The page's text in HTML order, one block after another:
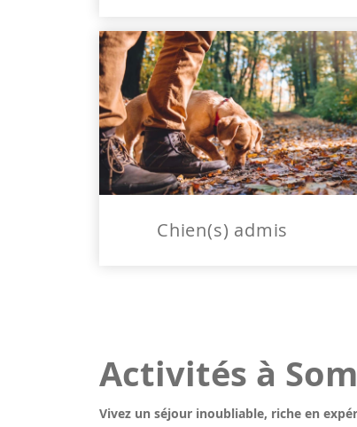
Chien(s) admis
Activités à
Vivez un séjour inoubliable, riche en